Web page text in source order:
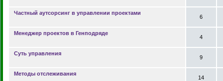
Частный аутсорсинг в управлении проектами
6
Менеджер проектов в Генподряде
4
Суть управления
9
Методы отслеживания
14